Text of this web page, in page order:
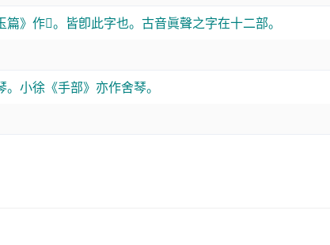
》作𨌳。皆卽此字也。古音眞聲之字在十二部。
小徐《手部》亦作舍琴。